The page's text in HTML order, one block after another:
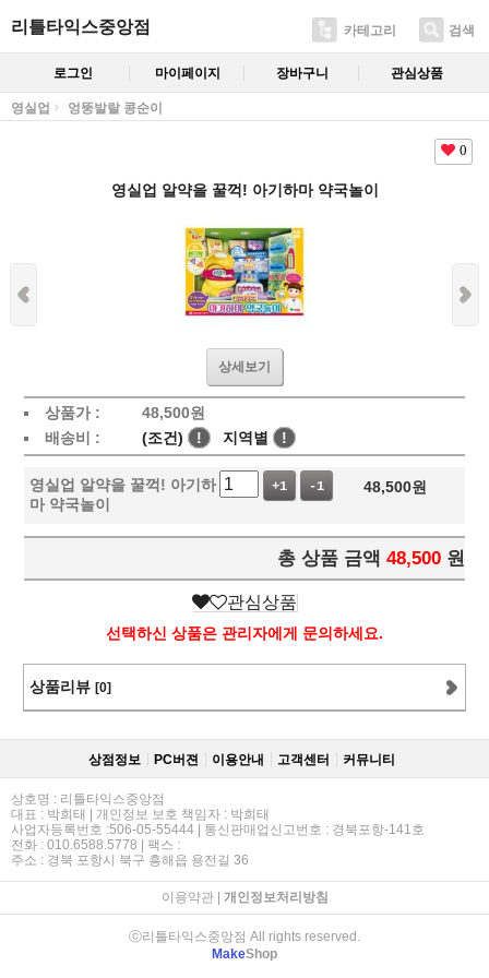
리틀타익스중앙점 카테고리 검색
로그인 마이페이지 장바구니 관심상품
영실업 엉뚱발랄 콩순이
0
영실업 알약을 꿀꺽! 아기하마 약국놀이
상세보기
상품가 : 48,500원
배송비 :
(조건) ! 지역별 !
영실업 알약을 꿀꺽! 아기하
마 약국놀이
+1 -1 48,500원
총 상품 금액 48,500 원
관심상품
선택하신 상품은 관리자에게 문의하세요.
상품리뷰 [0]
상점정보 PC버젼 이용안내 고객센터 커뮤니티
상호명 : 리틀타익스중앙점
대표 : 박희태 | 개인정보 보호 책임자 : 박희태
사업자등록번호 :506-05-55444 | 통신판매업신고번호 : 경북포항-141호
전화 : 010.6588.5778 | 팩스 :
주소 : 경북 포항시 북구 흥해읍 용전길 36
이용약관| 개인정보처리방침
ⓒ리틀타익스중앙점 All rights reserved.
MakeShop